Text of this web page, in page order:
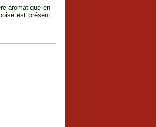
aromatique en
est présent